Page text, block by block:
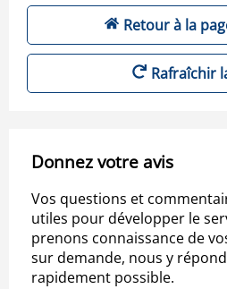
Retour à la
Rafraîchir
Donnez votre avis
Vos questions et
utiles pour développer le
prenons connaissance de
sur demande, nous y
rapidement possible.